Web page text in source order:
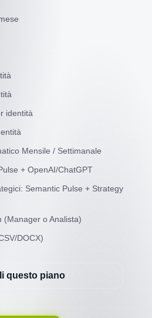
identità
Mensile / Settimanale
+ OpenAI/ChatGPT
Semantic Pulse + Strategy
(Manager o Analista)
DOCX)
questo piano